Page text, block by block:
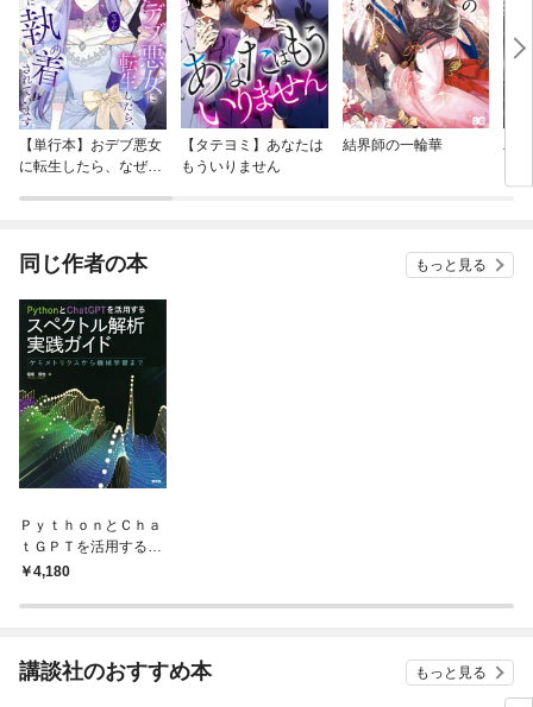
【単行本】おデブ悪女
に転生したら、なぜか
【タテヨミ】あなたは
もういりません
結界師の一輪華
バ
今
同じ作者の本 もっと見る
ＰｙｔｈｏｎとＣｈａ
ｔＧＰＴを活用する
スペクトル解析実践ガ
から機械学習まで
4,180
講談社のおすすめ本 もっと見る